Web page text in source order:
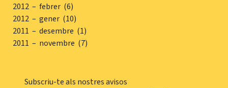
2012 – febrer (6)
2012 – gener (10)
2011 – desembre (1)
2011 – novembre (7)
Subscriu-te als nostres avisos